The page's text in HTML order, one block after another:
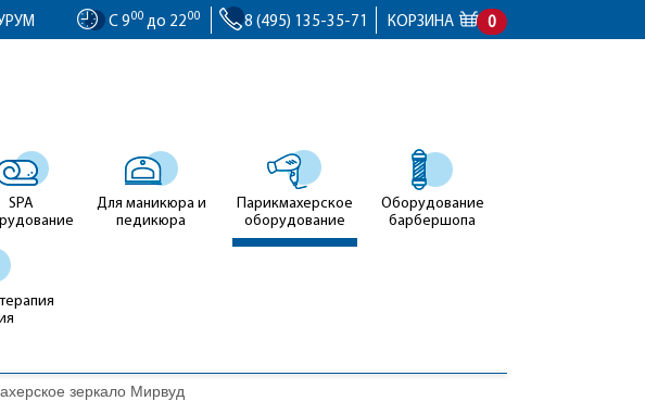
С 900 до 2200 8 (495) 135-35-71 КОРЗИНА 0
SPA
Для маникюра и
педикюра
Парикмахерское
оборудование
Оборудование
барбершопа
зеркало Мирвуд